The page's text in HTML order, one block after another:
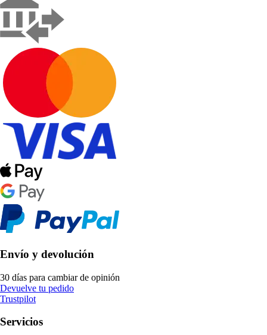
Envío y devolución
30 días para cambiar de opinión
Devuelve tu pedido
Trustpilot
Servicios